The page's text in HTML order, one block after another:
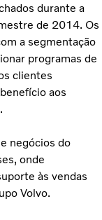
durante a
de 2014. Os
a segmentação
programas de
clientes
aos
negócios do
onde
às vendas
Volvo.